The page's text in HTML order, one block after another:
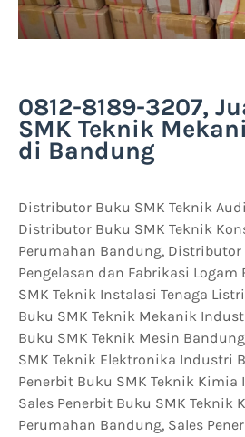
0812-8189-3207,
SMK Teknik
di Bandung
Distributor Buku SMK Teknik
Distributor Buku SMK Teknik
Perumahan Bandung, Distributor
Pengelasan dan Fabrikasi Logam
SMK Teknik Instalasi Tenaga
Buku SMK Teknik Mekanik
Buku SMK Teknik Mesin
SMK Teknik Elektronika Industri
Penerbit Buku SMK Teknik
Sales Penerbit Buku SMK Teknik
Perumahan Bandung, Sales